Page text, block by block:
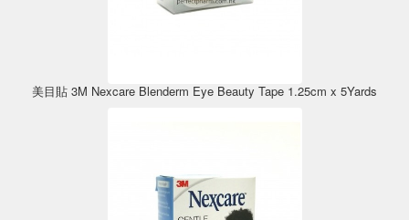
美目貼 3M Nexcare Blenderm Eye Beauty Tape 1.25cm x 5Yards